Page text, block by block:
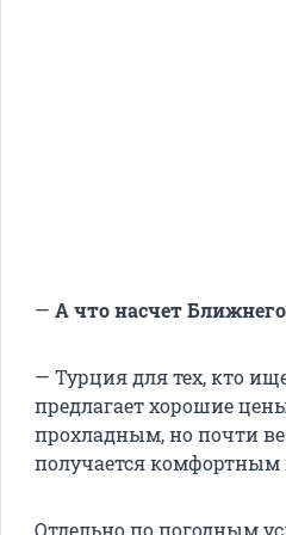
— А что насчет
— Турция для тех, кто
предлагает хорошие
прохладным, но почти
получается
Отдельно по погодным